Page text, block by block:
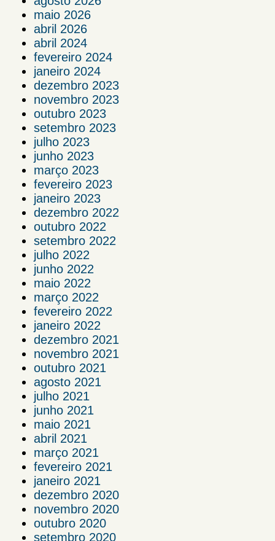
maio 2026
abril 2026
abril 2024
fevereiro 2024
janeiro 2024
dezembro 2023
novembro 2023
outubro 2023
setembro 2023
julho 2023
junho 2023
março 2023
fevereiro 2023
janeiro 2023
dezembro 2022
outubro 2022
setembro 2022
julho 2022
junho 2022
maio 2022
março 2022
fevereiro 2022
janeiro 2022
dezembro 2021
novembro 2021
outubro 2021
agosto 2021
julho 2021
junho 2021
maio 2021
abril 2021
março 2021
fevereiro 2021
janeiro 2021
dezembro 2020
novembro 2020
outubro 2020
setembro 2020